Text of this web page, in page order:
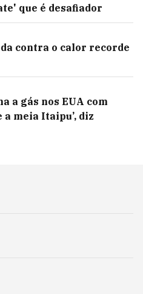
que é desafiador
contra o calor recorde
a gás nos EUA com
meia Itaipu’, diz